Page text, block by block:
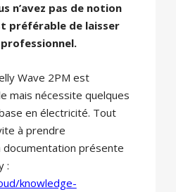
n’avez pas de notion
préférable de laisser
Wave 2PM est
mais nécessite quelques
en électricité. Tout
à prendre
documentation présente
:
knowledge-